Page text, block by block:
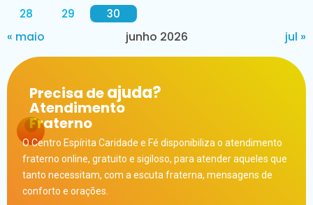
junho 2026
28
29 30
« maio jul »
Precisa deajuda?
Atendimento
Fraterno
O Centro Espírita Caridade e Fé disponibiliza o atendimento
fraterno online, gratuito e sigiloso, para atender aqueles que
tanto necessitam, com a escuta fraterna, mensagens de
conforto e orações.